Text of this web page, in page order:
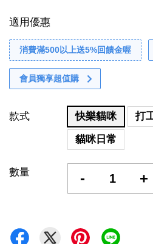
適用優惠
消費滿500以上送5%回饋金喔
會員獨享超值購
款式 快樂貓咪 打
貓咪日常
數量 - +